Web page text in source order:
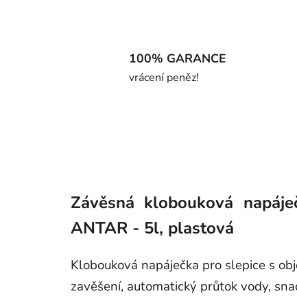
100% GARANCE
vrácení peněz!
Závěsná klobouková
ANTAR - 5l, plastová
Klobouková napáječka pro slepice s
zavěšení, automatický průtok vody,